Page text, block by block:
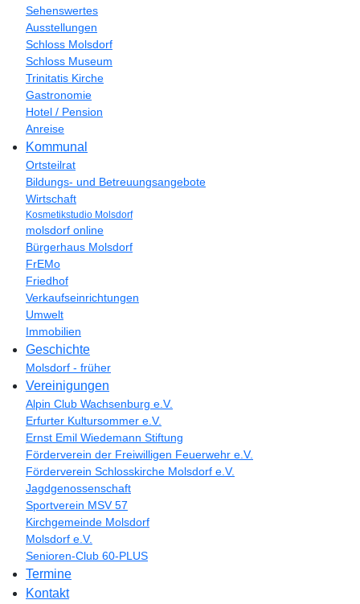
Sehenswertes
Ausstellungen
Schloss Molsdorf
Schloss Museum
Trinitatis Kirche
Gastronomie
Hotel / Pension
Anreise
Kommunal
Ortsteilrat
Bildungs- und Betreuungsangebote
Wirtschaft
Kosmetikstudio Molsdorf
molsdorf online
Bürgerhaus Molsdorf
FrEMo
Friedhof
Verkaufseinrichtungen
Umwelt
Immobilien
Geschichte
Molsdorf - früher
Vereinigungen
Alpin Club Wachsenburg e.V.
Erfurter Kultursommer e.V.
Ernst Emil Wiedemann Stiftung
Förderverein der Freiwilligen Feuerwehr e.V.
Förderverein Schlosskirche Molsdorf e.V.
Jagdgenossenschaft
Sportverein MSV 57
Kirchgemeinde Molsdorf
Molsdorf e.V.
Senioren-Club 60-PLUS
Termine
Kontakt